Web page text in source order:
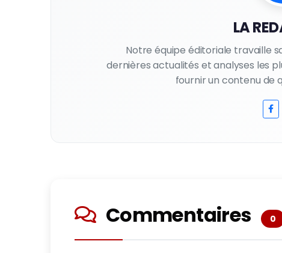
LA
Notre équipe éditoriale travaille
dernières actualités et analyses les
fournir un contenu de
Commentaires 0